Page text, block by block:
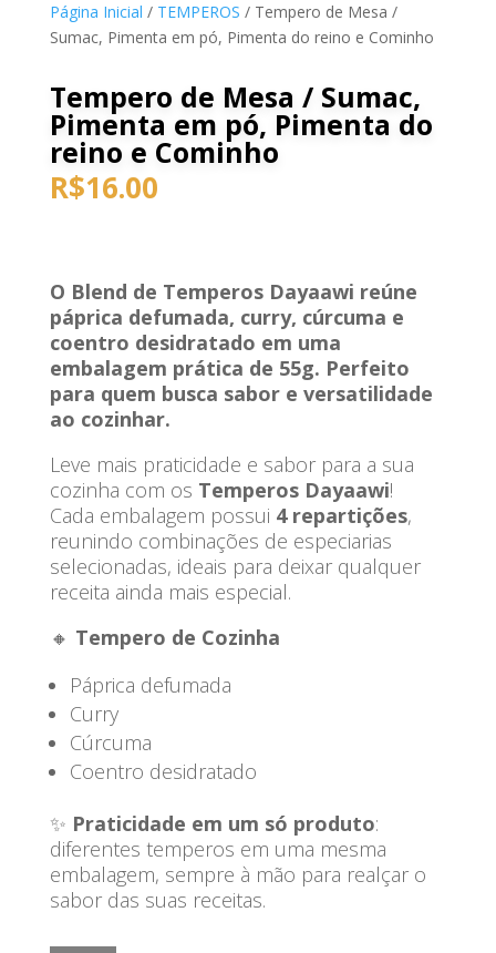
Página Inicial / TEMPEROS / Tempero de Mesa /
Sumac, Pimenta em pó, Pimenta do reino e Cominho
Tempero de Mesa / Sumac,
Pimenta em pó, Pimenta do
reino e Cominho
R$16.00
O Blend de Temperos Dayaawi reúne
páprica defumada, curry, cúrcuma e
coentro desidratado em uma
embalagem prática de 55g. Perfeito
para quem busca sabor e versatilidade
ao cozinhar.
Leve mais praticidade e sabor para a sua
cozinha com os Temperos Dayaawi!
Cada embalagem possui 4 repartições,
reunindo combinações de especiarias
selecionadas, ideais para deixar qualquer
receita ainda mais especial.
🔸 Tempero de Cozinha
Páprica defumada
Curry
Cúrcuma
Coentro desidratado
✨ Praticidade em um só produto:
diferentes temperos em uma mesma
embalagem, sempre à mão para realçar o
sabor das suas receitas.